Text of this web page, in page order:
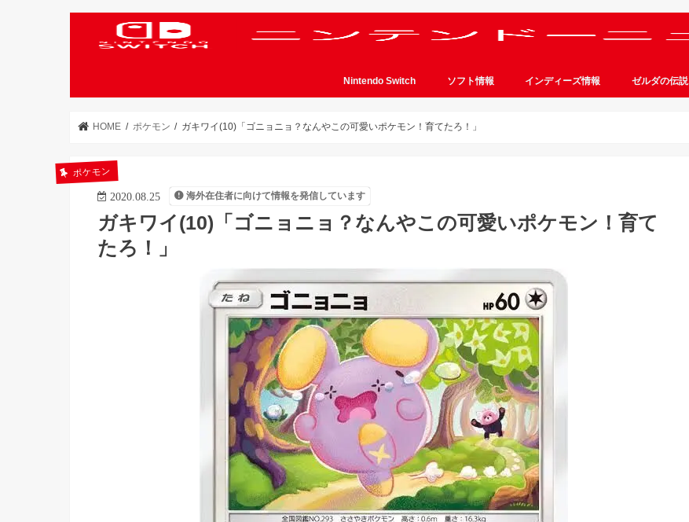
Nintendo Switch ソフト情報 インディーズ情報 ゼルダの伝説
HOME ポケモン ガキワイ(10)「ゴニョニョ？なんやこの可愛いポケモン！育てたろ！」
ポケモン
2020.08.25 海外在住者に向けて情報を発信しています
ガキワイ(10)「ゴニョニョ？なんやこの可愛いポケモン！育て
たろ！」